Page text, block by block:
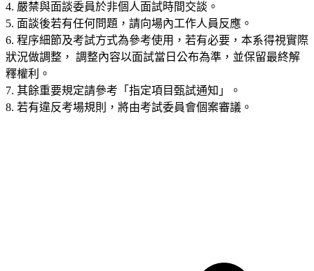
4. 嚴禁與面談委員於非個人面試時間交談。
5. 面談後若有任何問題，請向場內工作人員反應。
6. 程序細節及考試方式為參考使用，若有必要，本系得視實際
狀況做調整， 調整內容以面試當日公布為準，並保留最終解
釋權利。
7. 其餘重要規定請參考「指定項目甄試通知」。
8. 若有違反考場規則，將由考試委員會個案審議。